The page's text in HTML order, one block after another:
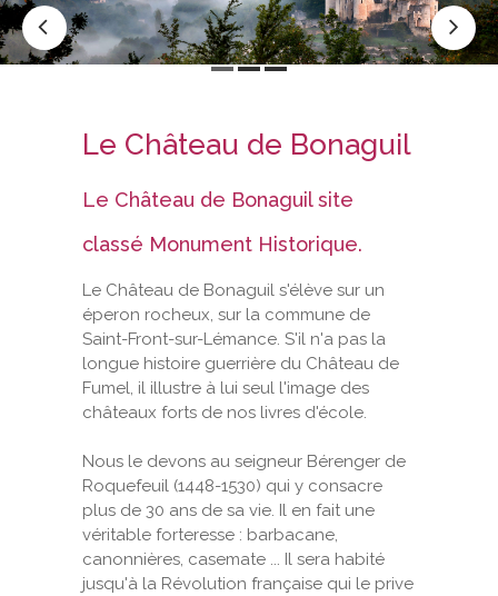
VOTRE VILLE
VOS DEMARCHES
SPORTS ET LOISIRS
CULTURE ET PATRIMOINE
RENDEZ-VOUS EN LIGNE
Le Château de Bonaguil
Le Château de Bonaguil site
classé Monument Historique.
Le Château de Bonaguil s'élève sur un
éperon rocheux, sur la commune de
Saint-Front-sur-Lémance. S'il n'a pas la
longue histoire guerrière du Château de
Fumel, il illustre à lui seul l'image des
châteaux forts de nos livres d'école.
Nous le devons au seigneur Bérenger de
Roquefeuil (1448-1530) qui y consacre
plus de 30 ans de sa vie. Il en fait une
véritable forteresse : barbacane,
canonnières, casemate ... Il sera habité
jusqu'à la Révolution française qui le prive